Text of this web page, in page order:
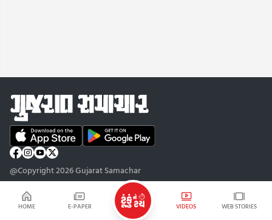
HOME E-PAPER VIDEOS WEB STORIES
@Copyright 2026 Gujarat Samachar